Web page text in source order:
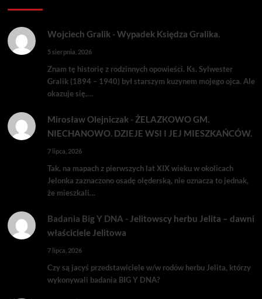
Wojciech Gralik-Wypadek Księdza Gralika.
5 sierpnia, 2026
Znam tę historię z rodzinnych opowieści. Ks. Sylwester
Gralik (1894 – 1940) był starszym kuzynem mojego ojca. Ale
okazuje się,…
Mirosław Olejniczak- ŻELAZKOWO GM.
NIECHANOWO. DZIEJE WSI I JEJ MIESZKAŃCÓW.
7 lipca, 2026
Tak, na mapach z pierwszych lat XIX wieku w okolicach
Jelonka zaznaczono osadę olęderską, nie oznacza to jednak,
że mieszkali…
Badania Big Y DNA - Jelitowscy herbu Jelita – dawni
właściciele Jelitowa
7 lipca, 2026
Czy są jacyś przedstawiciele w/w rodów herbu Jelita, którzy
wykonywali badania BIG Y DNA?